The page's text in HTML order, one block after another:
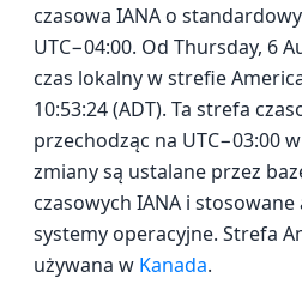
czasowa IANA o
UTC−04:00. Od Thursday, 6
czas lokalny w strefie
10:53:24 (ADT). Ta strefa
przechodząc na UTC−03:00
zmiany są ustalane przez
czasowych IANA i
systemy operacyjne. Strefa
używana w Kanada.